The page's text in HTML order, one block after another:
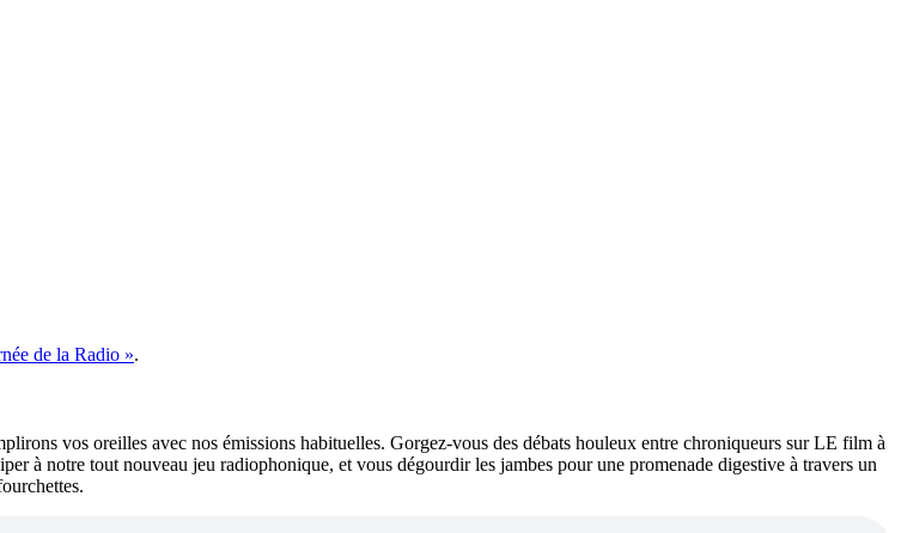
de la Radio ».
vos oreilles avec nos émissions habituelles. Gorgez-vous des débats houleux entre chroniqueurs sur LE film à
à notre tout nouveau jeu radiophonique, et vous dégourdir les jambes pour une promenade digestive à travers un